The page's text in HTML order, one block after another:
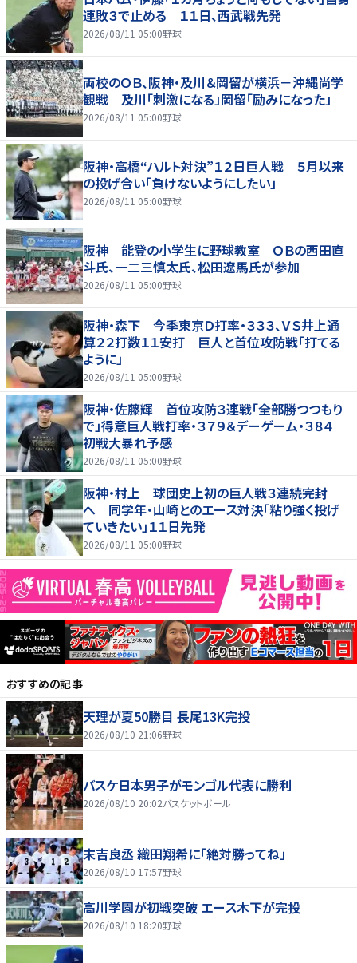
連敗３で止める １１日、西武戦先発
2026/08/11 05:00野球
両校のＯＢ、阪神・及川＆岡留が横浜－沖縄尚学
観戦 及川「刺激になる」岡留「励みになった」
2026/08/11 05:00野球
阪神・高橋“ハルト対決”１２日巨人戦 ５月以来
の投げ合い「負けないようにしたい」
2026/08/11 05:00野球
阪神 能登の小学生に野球教室 ＯＢの西田直
斗氏、一二三慎太氏、松田遼馬氏が参加
2026/08/11 05:00野球
阪神・森下 今季東京Ｄ打率・３３３、ＶＳ井上通
算２２打数１１安打 巨人と首位攻防戦「打てる
ように」
2026/08/11 05:00野球
阪神・佐藤輝 首位攻防３連戦「全部勝つつもり
で」得意巨人戦打率・３７９＆デーゲーム・３８４
初戦大暴れ予感
2026/08/11 05:00野球
阪神・村上 球団史上初の巨人戦３連続完封
へ 同学年・山崎とのエース対決「粘り強く投げ
ていきたい」１１日先発
2026/08/11 05:00野球
おすすめの記事
天理が夏50勝目 長尾13K完投
2026/08/10 21:06野球
バスケ日本男子がモンゴル代表に勝利
2026/08/10 20:02バスケットボール
末吉良丞 織田翔希に「絶対勝ってね」
2026/08/10 17:57野球
高川学園が初戦突破 エース木下が完投
2026/08/10 18:20野球